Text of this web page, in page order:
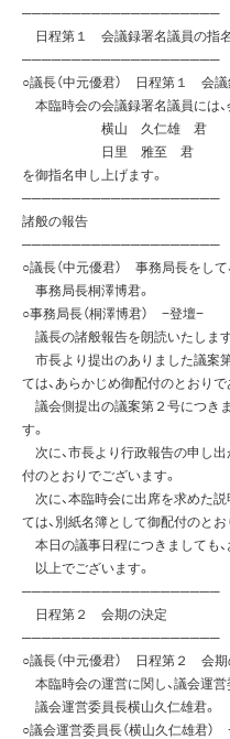
────────────────────
日程第１ 会議録署名議員の指名
────────────────────
○議長（中元優君） 日程第１ 会議
本臨時会の会議録署名議員には、
横山 久仁雄 君
日里 雅至 君
を御指名申し上げます。
────────────────────
諸般の報告
────────────────────
○議長（中元優君） 事務局長をして
事務局長桐澤博君。
○事務局長（桐澤博君） −登壇−
議長の諸般報告を朗読いたします
市長より提出のありました議案
ては、あらかじめ御配付のとおりで
議会側提出の議案第２号につき
す。
次に、市長より行政報告の申し出
付のとおりでございます。
次に、本臨時会に出席を求めた
ては、別紙名簿として御配付のとお
本日の議事日程につきましても
以上でございます。
────────────────────
日程第２ 会期の決定
────────────────────
○議長（中元優君） 日程第２ 会期
本臨時会の運営に関し、議会運営
議会運営委員長横山久仁雄君。
○議会運営委員長（横山久仁雄君）